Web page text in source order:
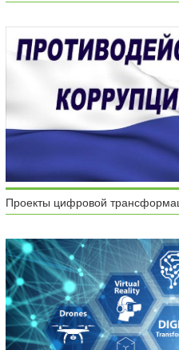
Проекты цифровой